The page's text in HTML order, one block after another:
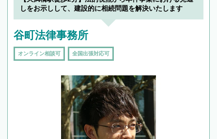
しをお示しして、建設的に相続問題を解決いたします
谷町法律事務所
オンライン相談可 全国出張対応可